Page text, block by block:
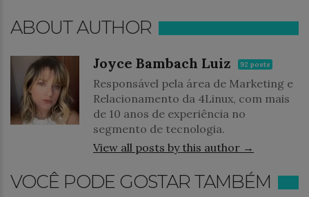
ABOUT AUTHOR
Joyce Bambach Luiz 92 posts
Responsável pela área de Marketing e
Relacionamento da 4Linux, com mais
de 10 anos de experiência no
segmento de tecnologia.
View all posts by this author →
VOCÊ PODE GOSTAR TAMBÉM